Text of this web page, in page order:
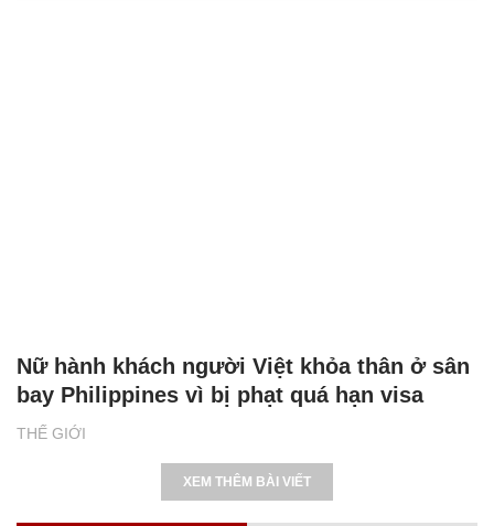
THẾ GIỚI
Nữ hành khách người Việt khỏa thân ở sân
bay Philippines vì bị phạt quá hạn visa
XEM THÊM BÀI VIẾT